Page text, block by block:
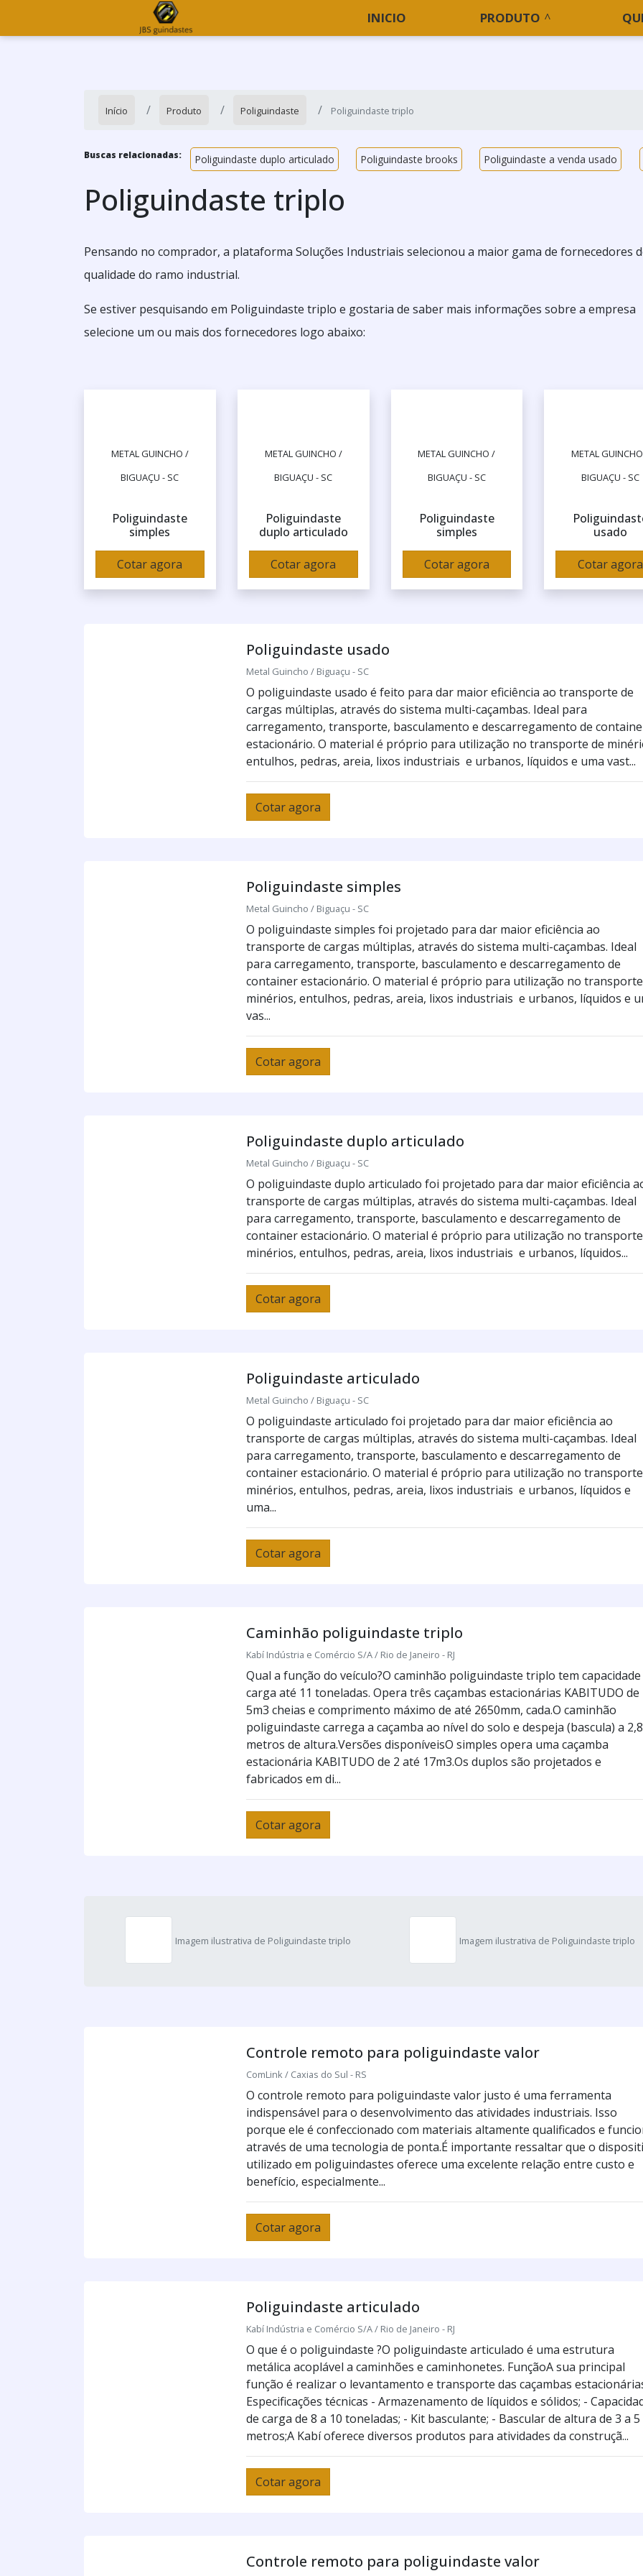
INICIO PRODUTO
Início Produto Poliguindaste Poliguindaste triplo
Buscas relacionadas: Poliguindaste duplo articulado Poliguindaste brooks Poliguindaste a venda usado
Poliguindaste triplo
Pensando no comprador, a plataforma Soluções Industriais selecionou a maior gama de fornecedores
qualidade do ramo industrial.
Se estiver pesquisando em Poliguindaste triplo e gostaria de saber mais informações sobre a empresa
selecione um ou mais dos fornecedores logo abaixo:
METAL GUINCHO /
BIGUAÇU - SC
Poliguindaste
simples
Cotar agora
METAL GUINCHO /
BIGUAÇU - SC
Poliguindaste
duplo articulado
Cotar agora
METAL GUINCHO /
BIGUAÇU - SC
Poliguindaste
simples
Cotar agora
METAL
BIGUAÇU - SC
usado
Cotar agora
Poliguindaste usado
Metal Guincho / Biguaçu - SC
O poliguindaste usado é feito para dar maior eficiência ao transporte de
cargas múltiplas, através do sistema multi-caçambas. Ideal para
carregamento, transporte, basculamento e descarregamento de
estacionário. O material é próprio para utilização no transporte de
entulhos, pedras, areia, lixos industriais e urbanos, líquidos e uma vast...
Cotar agora
Poliguindaste simples
Metal Guincho / Biguaçu - SC
O poliguindaste simples foi projetado para dar maior eficiência ao
transporte de cargas múltiplas, através do sistema multi-caçambas. Ideal
para carregamento, transporte, basculamento e descarregamento de
container estacionário. O material é próprio para utilização no
minérios, entulhos, pedras, areia, lixos industriais e urbanos, líquidos e
vas...
Cotar agora
Poliguindaste duplo articulado
Metal Guincho / Biguaçu - SC
O poliguindaste duplo articulado foi projetado para dar maior eficiência
transporte de cargas múltiplas, através do sistema multi-caçambas. Ideal
para carregamento, transporte, basculamento e descarregamento de
container estacionário. O material é próprio para utilização no
minérios, entulhos, pedras, areia, lixos industriais e urbanos, líquidos...
Cotar agora
Poliguindaste articulado
Metal Guincho / Biguaçu - SC
O poliguindaste articulado foi projetado para dar maior eficiência ao
transporte de cargas múltiplas, através do sistema multi-caçambas. Ideal
para carregamento, transporte, basculamento e descarregamento de
container estacionário. O material é próprio para utilização no
minérios, entulhos, pedras, areia, lixos industriais e urbanos, líquidos e
uma...
Cotar agora
Caminhão poliguindaste triplo
Kabí Indústria e Comércio S/A / Rio de Janeiro - RJ
Qual a função do veículo?O caminhão poliguindaste triplo tem capacidade
carga até 11 toneladas. Opera três caçambas estacionárias KABITUDO de
5m3 cheias e comprimento máximo de até 2650mm, cada.O caminhão
poliguindaste carrega a caçamba ao nível do solo e despeja (bascula) a 2,8
metros de altura.Versões disponíveisO simples opera uma caçamba
estacionária KABITUDO de 2 até 17m3.Os duplos são projetados e
fabricados em di...
Cotar agora
Imagem ilustrativa de Poliguindaste triplo Imagem ilustrativa de Poliguindaste triplo
Controle remoto para poliguindaste valor
ComLink / Caxias do Sul - RS
O controle remoto para poliguindaste valor justo é uma ferramenta
indispensável para o desenvolvimento das atividades industriais. Isso
porque ele é confeccionado com materiais altamente qualificados e
através de uma tecnologia de ponta.É importante ressaltar que o
utilizado em poliguindastes oferece uma excelente relação entre custo e
benefício, especialmente...
Cotar agora
Poliguindaste articulado
Kabí Indústria e Comércio S/A / Rio de Janeiro - RJ
O que é o poliguindaste ?O poliguindaste articulado é uma estrutura
metálica acoplável a caminhões e caminhonetes. FunçãoA sua principal
função é realizar o levantamento e transporte das caçambas
Especificações técnicas - Armazenamento de líquidos e sólidos; -
de carga de 8 a 10 toneladas; - Kit basculante; - Bascular de altura de 3 a 5
metros;A Kabí oferece diversos produtos para atividades da construçã...
Cotar agora
Controle remoto para poliguindaste valor